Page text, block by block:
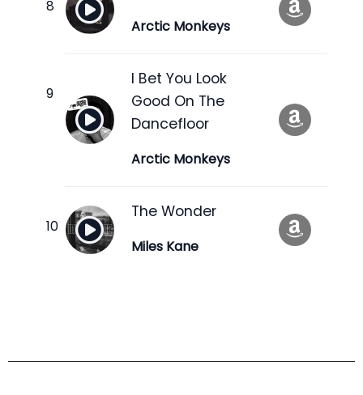
Arctic Monkeys
I Bet You Look
Good On The
Dancefloor
Arctic Monkeys
The Wonder
Miles Kane